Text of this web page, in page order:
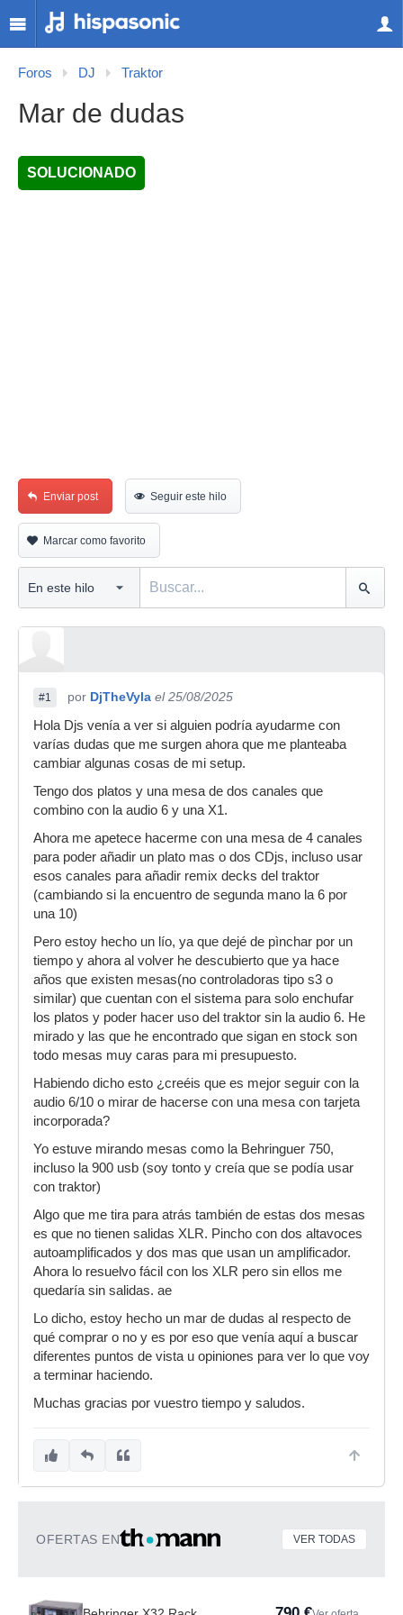
Foros DJ Traktor
Mar de dudas
SOLUCIONADO
Enviar post Seguir este hilo
Marcar como favorito
#1 por DjTheVyla el 25/08/2025
Hola Djs venía a ver si alguien podría ayudarme con
varías dudas que me surgen ahora que me planteaba
cambiar algunas cosas de mi setup.
Tengo dos platos y una mesa de dos canales que
combino con la audio 6 y una X1.
Ahora me apetece hacerme con una mesa de 4 canales
para poder añadir un plato mas o dos CDjs, incluso usar
esos canales para añadir remix decks del traktor
(cambiando si la encuentro de segunda mano la 6 por
una 10)
Pero estoy hecho un lío, ya que dejé de pìnchar por un
tiempo y ahora al volver he descubierto que ya hace
años que existen mesas(no controladoras tipo s3 o
similar) que cuentan con el sistema para solo enchufar
los platos y poder hacer uso del traktor sin la audio 6. He
mirado y las que he encontrado que sigan en stock son
todo mesas muy caras para mi presupuesto.
Habiendo dicho esto ¿creéis que es mejor seguir con la
audio 6/10 o mirar de hacerse con una mesa con tarjeta
incorporada?
Yo estuve mirando mesas como la Behringuer 750,
incluso la 900 usb (soy tonto y creía que se podía usar
con traktor)
Algo que me tira para atrás también de estas dos mesas
es que no tienen salidas XLR. Pincho con dos altavoces
autoamplificados y dos mas que usan un amplificador.
Ahora lo resuelvo fácil con los XLR pero sin ellos me
quedaría sin salidas. ae
Lo dicho, estoy hecho un mar de dudas al respecto de
qué comprar o no y es por eso que venía aquí a buscar
diferentes puntos de vista u opiniones para ver lo que voy
a terminar haciendo.
Muchas gracias por vuestro tiempo y saludos.
OFERTAS EN VER TODAS